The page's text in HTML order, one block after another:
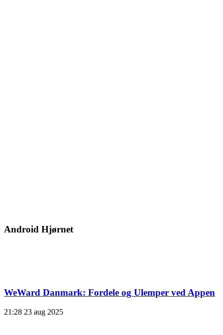
Android Hjørnet
WeWard Danmark: Fordele og Ulemper ved Appen
21:28 23 aug 2025